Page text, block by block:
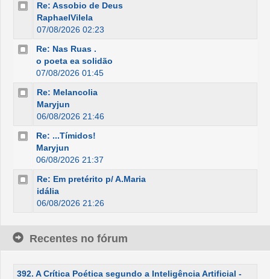
Re: Assobio de Deus
RaphaelVilela
07/08/2026 02:23
Re: Nas Ruas .
o poeta ea solidão
07/08/2026 01:45
Re: Melancolia
Maryjun
06/08/2026 21:46
Re: ...Tímidos!
Maryjun
06/08/2026 21:37
Re: Em pretérito p/ A.Maria
idália
06/08/2026 21:26
Recentes no fórum
392. A Crítica Poética segundo a Inteligência Artificial -